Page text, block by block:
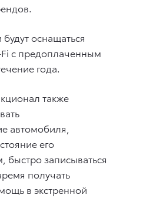
оснащаться
с предоплаченным
года.
также
автомобиля,
его
быстро записываться
получать
в экстренной